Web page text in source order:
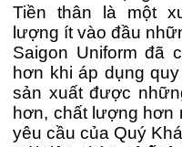
Tiền thân là một
lượng ít vào đầu
Saigon Uniform đã
hơn khi áp dụng
sản xuất được
hơn, chất lượng hơn
yêu cầu của Quý